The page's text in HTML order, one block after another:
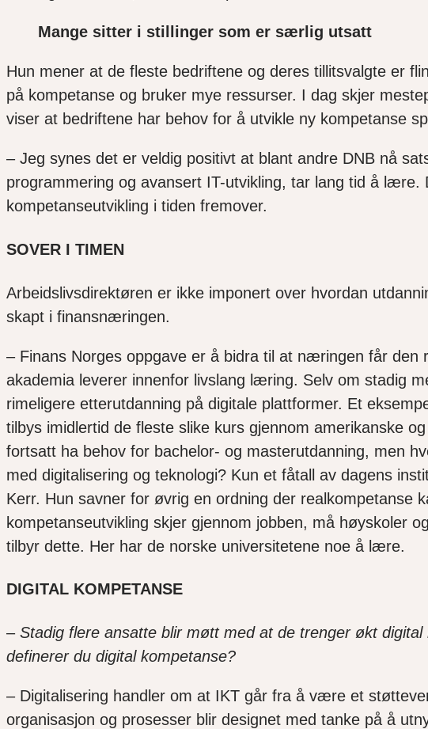
Mange sitter i stillinger som er særlig utsatt
Hun mener at de fleste bedriftene og deres tillitsvalgte er
på kompetanse og bruker mye ressurser. I dag skjer
viser at bedriftene har behov for å utvikle ny kompetanse
– Jeg synes det er veldig positivt at blant andre DNB nå
programmering og avansert IT-utvikling, tar lang tid å
kompetanseutvikling i tiden fremover.
SOVER I TIMEN
Arbeidslivsdirektøren er ikke imponert over hvordan
skapt i finansnæringen.
– Finans Norges oppgave er å bidra til at næringen får
akademia leverer innenfor livslang læring. Selv om stadig
rimeligere etterutdanning på digitale plattformer. Et
tilbys imidlertid de fleste slike kurs gjennom amerikanske
fortsatt ha behov for bachelor- og masterutdanning, men
med digitalisering og teknologi? Kun et fåtall av dagens
Kerr. Hun savner for øvrig en ordning der realkompetanse
kompetanseutvikling skjer gjennom jobben, må høyskoler
tilbyr dette. Her har de norske universitetene noe å lære.
DIGITAL KOMPETANSE
–Stadig flere ansatte blir møtt med at de trenger økt
definerer du digital kompetanse?
– Digitalisering handler om at IKT går fra å være et
organisasjon og prosesser blir designet med tanke på å